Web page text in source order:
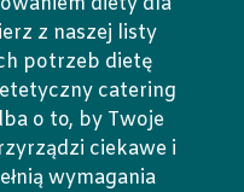
z naszej listy
potrzeb dietę
catering
o to, by Twoje
ciekawe i
wymagania